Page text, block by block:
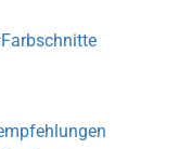
Farbschnitte